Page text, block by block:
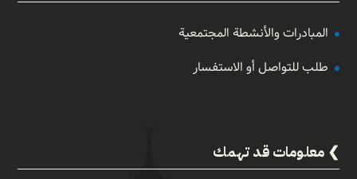
المبادرات والأنشطة المجتمعية
طلب للتواصل أو الاستفسار
معلومات قد تهمك